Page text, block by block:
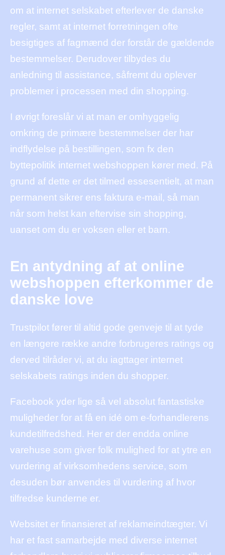
om at internet selskabet efterlever de danske
regler, samt at internet forretningen ofte
besigtiges af fagmænd der forstår de gældende
bestemmelser. Derudover tilbydes du
anledning til assistance, såfremt du oplever
problemer i processen med din shopping.
I øvrigt foreslår vi at man er omhyggelig
omkring de primære bestemmelser der har
indflydelse på bestillingen, som fx den
byttepolitik internet webshoppen kører med. På
grund af dette er det tilmed essesentielt, at man
permanent sikrer ens faktura e-mail, så man
når som helst kan eftervise sin shopping,
uanset om du er voksen eller et barn.
En antydning af at online
webshoppen efterkommer de
danske love
Trustpilot fører til altid gode genveje til at tyde
en længere række andre forbrugeres ratings og
derved tilråder vi, at du iagttager internet
selskabets ratings inden du shopper.
Facebook yder lige så vel absolut fantastiske
muligheder for at få en idé om e-forhandlerens
kundetilfredshed. Her er der endda online
varehuse som giver folk mulighed for at ytre en
vurdering af virksomhedens service, som
desuden bør anvendes til vurdering af hvor
tilfredse kunderne er.
Websitet er finansieret af reklameindtægter. Vi
har et fast samarbejde med diverse internet